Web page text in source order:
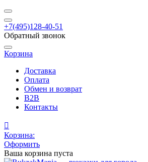
+7(495)128-40-51
Обратный звонок
Корзина
Доставка
Оплата
Обмен и возврат
B2B
Контакты
Корзина:
Оформить
Ваша корзина пуста